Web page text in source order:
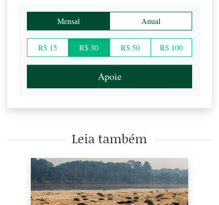
Mensal Anual
R$ 15 R$ 30 R$ 50 R$ 100
Apoie
Leia também